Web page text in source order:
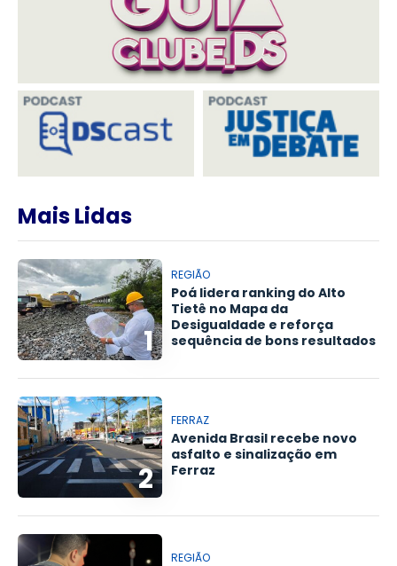
Mais Lidas
1
REGIÃO
Poá lidera ranking do Alto
Tietê no Mapa da
Desigualdade e reforça
sequência de bons resultados
2
FERRAZ
Avenida Brasil recebe novo
asfalto e sinalização em
Ferraz
REGIÃO